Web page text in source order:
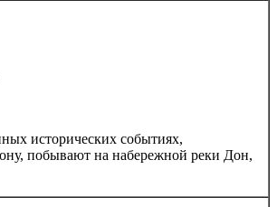
исторических событиях,
побывают на набережной реки Дон,